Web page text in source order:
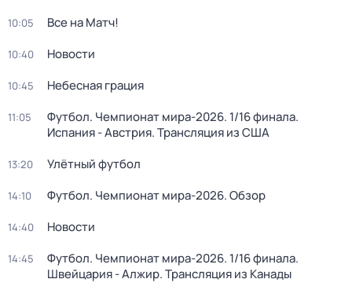
10:05 Все на Матч!
10:40 Новости
10:45 Небесная грация
11:05
Футбол. Чемпионат мира-2026. 1/16 финала.
Испания - Австрия. Трансляция из США
13:20 Улётный футбол
14:10 Футбол. Чемпионат мира-2026. Обзор
14:40 Новости
14:45
Футбол. Чемпионат мира-2026. 1/16 финала.
Швейцария - Алжир. Трансляция из Канады